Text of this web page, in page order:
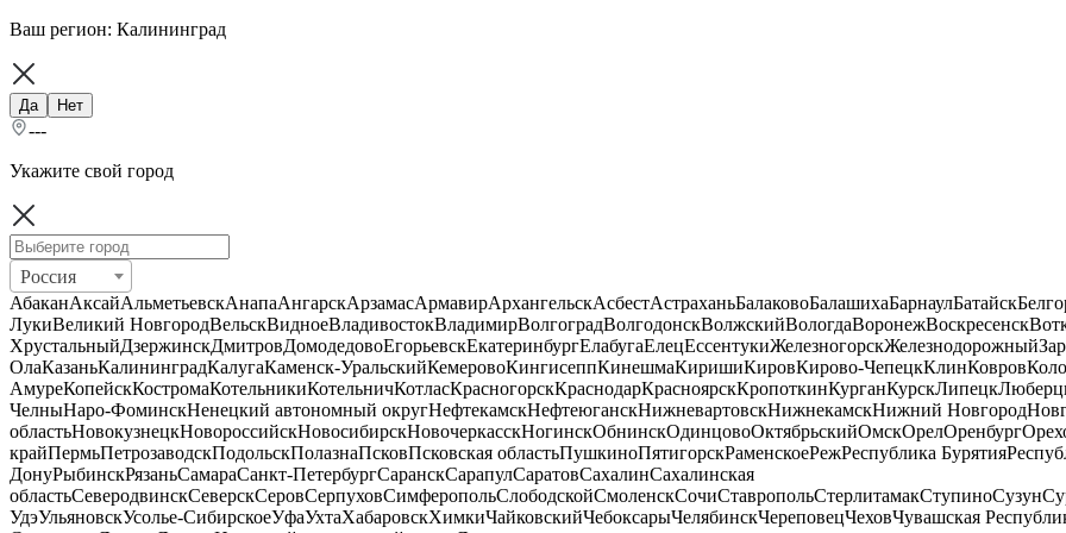
Ваш регион: Калининград
Да Нет
---
Укажите свой город
Россия
АбаканАксайАльметьевскАнапаАнгарскАрзамасАрмавирАрхангельскАсбестАстраханьБалаковоБалашихаБарнаулБатайск
ЛукиВеликий НовгородВельскВидноеВладивостокВладимирВолгоградВолгодонскВолжскийВологдаВоронежВоскресенск
ХрустальныйДзержинскДмитровДомодедовоЕгорьевскЕкатеринбургЕлабугаЕлецЕссентукиЖелезногорскЖелезнодорожный
ОлаКазаньКалининградКалугаКаменск-УральскийКемеровоКингисеппКинешмаКиришиКировКирово-ЧепецкКлинКовров
АмуреКопейскКостромаКотельникиКотельничКотласКрасногорскКраснодарКрасноярскКропоткинКурганКурскЛипецк
ЧелныНаро-ФоминскНенецкий автономный округНефтекамскНефтеюганскНижневартовскНижнекамскНижний Новгород
областьНовокузнецкНовороссийскНовосибирскНовочеркасскНогинскОбнинскОдинцовоОктябрьскийОмскОрелОренбург
крайПермьПетрозаводскПодольскПолазнаПсковПсковская областьПушкиноПятигорскРаменскоеРежРеспублика Бурятия
ДонуРыбинскРязаньСамараСанкт-ПетербургСаранскСарапулСаратовСахалинСахалинская
областьСеверодвинскСеверскСеровСерпуховСимферопольСлободскойСмоленскСочиСтавропольСтерлитамакСтупиноСузун
УдэУльяновскУсолье-СибирскоеУфаУхтаХабаровскХимкиЧайковскийЧебоксарыЧелябинскЧереповецЧеховЧувашская